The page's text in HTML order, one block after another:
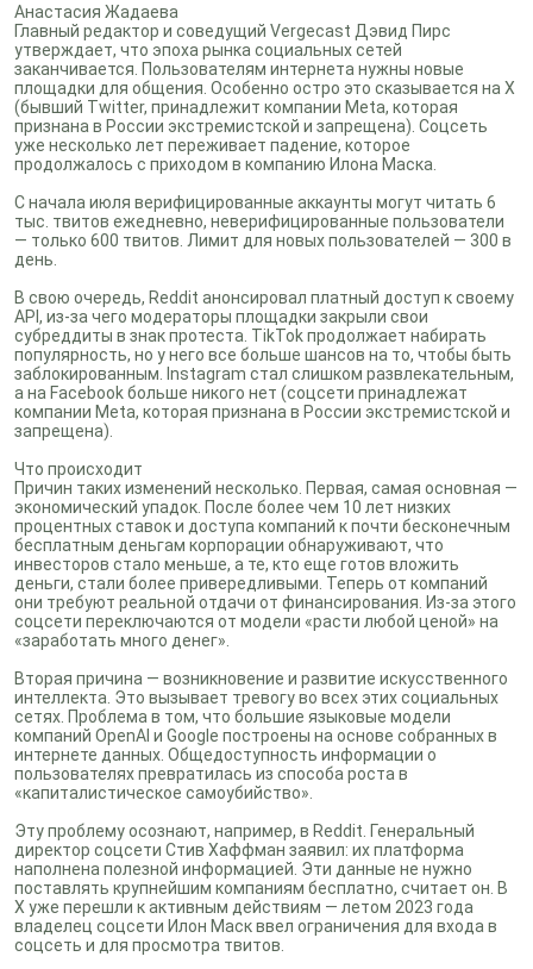
Анастасия Жадаева
Главный редактор и соведущий Vergecast Дэвид Пирс
утверждает, что эпоха рынка социальных сетей
заканчивается. Пользователям интернета нужны новые
площадки для общения. Особенно остро это сказывается на X
(бывший Twitter, принадлежит компании Meta, которая
признана в России экстремистской и запрещена). Соцсеть
уже несколько лет переживает падение, которое
продолжалось с приходом в компанию Илона Маска.
С начала июля верифицированные аккаунты могут читать 6
тыс. твитов ежедневно, неверифицированные пользователи
— только 600 твитов. Лимит для новых пользователей — 300 в
день.
В свою очередь, Reddit анонсировал платный доступ к своему
API, из-за чего модераторы площадки закрыли свои
субреддиты в знак протеста. TikTok продолжает набирать
популярность, но у него все больше шансов на то, чтобы быть
заблокированным. Instagram стал слишком развлекательным,
а на Facebook больше никого нет (соцсети принадлежат
компании Meta, которая признана в России экстремистской и
запрещена).
Что происходит
Причин таких изменений несколько. Первая, самая основная —
экономический упадок. После более чем 10 лет низких
процентных ставок и доступа компаний к почти бесконечным
бесплатным деньгам корпорации обнаруживают, что
инвесторов стало меньше, а те, кто еще готов вложить
деньги, стали более привередливыми. Теперь от компаний
они требуют реальной отдачи от финансирования. Из-за этого
соцсети переключаются от модели «расти любой ценой» на
«заработать много денег».
Вторая причина — возникновение и развитие искусственного
интеллекта. Это вызывает тревогу во всех этих социальных
сетях. Проблема в том, что большие языковые модели
компаний OpenAI и Google построены на основе собранных в
интернете данных. Общедоступность информации о
пользователях превратилась из способа роста в
«капиталистическое самоубийство».
Эту проблему осознают, например, в Reddit. Генеральный
директор соцсети Стив Хаффман заявил: их платформа
наполнена полезной информацией. Эти данные не нужно
поставлять крупнейшим компаниям бесплатно, считает он. В
X уже перешли к активным действиям — летом 2023 года
владелец соцсети Илон Маск ввел ограничения для входа в
соцсеть и для просмотра твитов.